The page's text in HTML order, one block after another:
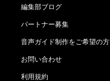
編集部ブログ
パートナー募集
音声ガイド制作をご希望の方
お問い合わせ
利用規約